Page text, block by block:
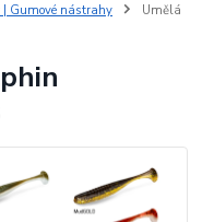
Gumové nástrahy
Umělá